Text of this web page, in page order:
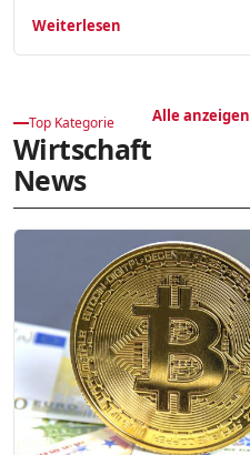
Weiterlesen
Top Kategorie
Wirtschaft
News
Alle anzeigen